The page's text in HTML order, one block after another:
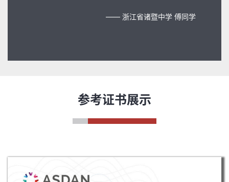
—— 苏州科技城外国语学校 朱同学
参考证书展示